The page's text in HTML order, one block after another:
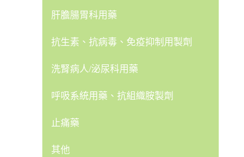
肝膽腸胃科用藥
抗生素、抗病毒、免疫抑制用製劑
洗腎病人/泌尿科用藥
呼吸系統用藥、抗組織胺製劑
止痛藥
其他